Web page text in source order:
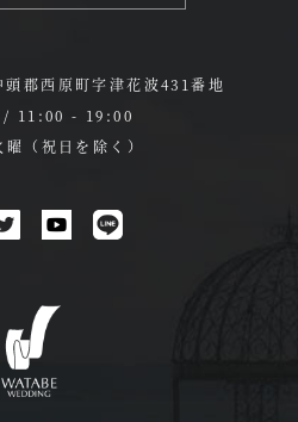
郡西原町字津花波431番地
/ 11:00 - 19:00
（祝日を除く）